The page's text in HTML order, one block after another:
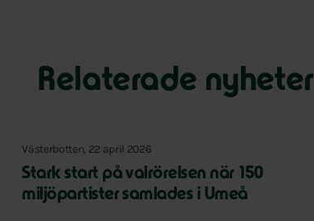
Relaterade nyheter
Västerbotten, 22 april 2026
Stark start på valrörelsen när 150
miljöpartister samlades i Umeå